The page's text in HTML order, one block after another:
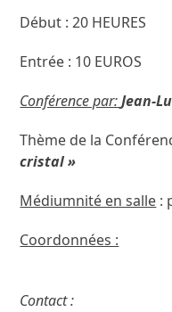
Début : 20 HEURES
Entrée : 10 EUROS
Conférence par:Jean-
Thème de la
cristal »
Médiumnité en salle :
Coordonnées :
Contact :